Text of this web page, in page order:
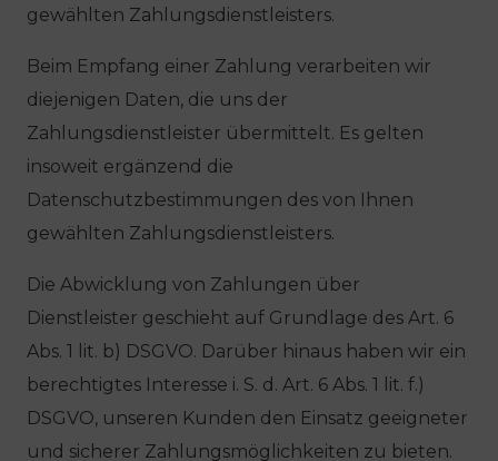
gewählten Zahlungsdienstleisters.
Beim Empfang einer Zahlung verarbeiten wir
diejenigen Daten, die uns der
Zahlungsdienstleister übermittelt. Es gelten
insoweit ergänzend die
Datenschutzbestimmungen des von Ihnen
gewählten Zahlungsdienstleisters.
Die Abwicklung von Zahlungen über
Dienstleister geschieht auf Grundlage des Art. 6
Abs. 1 lit. b) DSGVO. Darüber hinaus haben wir ein
berechtigtes Interesse i. S. d. Art. 6 Abs. 1 lit. f.)
DSGVO, unseren Kunden den Einsatz geeigneter
und sicherer Zahlungsmöglichkeiten zu bieten.